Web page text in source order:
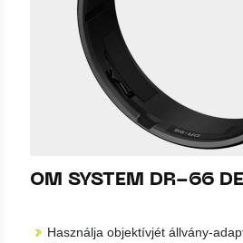
OM SYSTEM DR-66
Használja objektívjét állvány-